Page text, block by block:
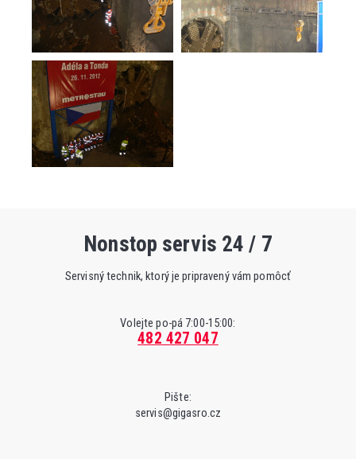
Nonstop servis 24 / 7
Servisný technik, ktorý je pripravený vám pomôcť
Volejte po-pá 7:00-15:00:
482 427 047
Pište:
servis@gigasro.cz